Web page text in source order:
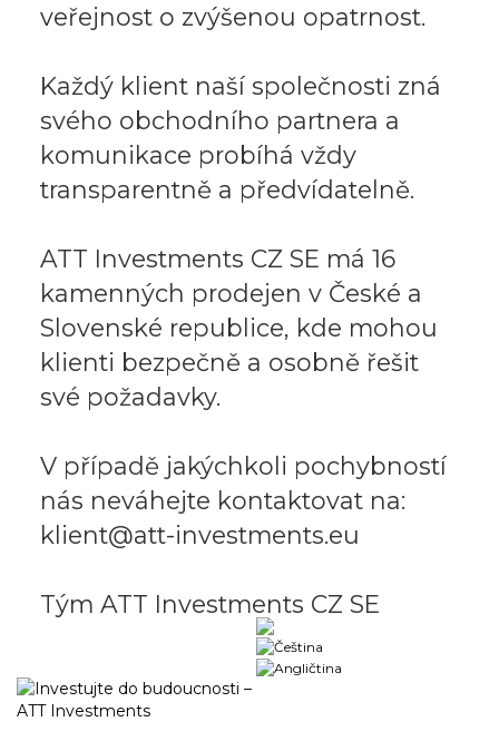
veřejnost o zvýšenou opatrnost.
Každý klient naší společnosti zná
svého obchodního partnera a
komunikace probíhá vždy
transparentně a předvídatelně.
ATT Investments CZ SE má 16
kamenných prodejen v České a
Slovenské republice, kde mohou
klienti bezpečně a osobně řešit
své požadavky.
V případě jakýchkoli pochybností
nás neváhejte kontaktovat na:
klient@att-investments.eu
Tým ATT Investments CZ SE